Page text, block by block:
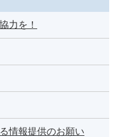
力を！
情報提供のお願い